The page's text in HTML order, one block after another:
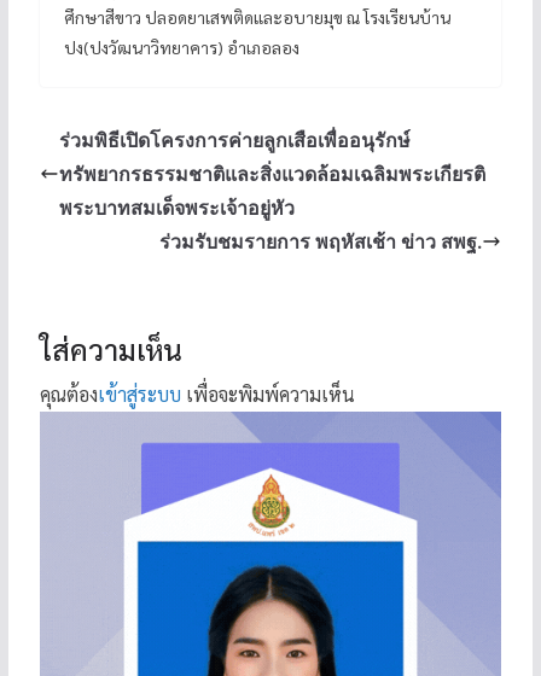
ศึกษาสีขาว ปลอดยาเสพติดและอบายมุข ณ โรงเรียนบ้าน
ปง(ปงวัฒนาวิทยาคาร) อำเภอลอง
ร่วมพิธีเปิดโครงการค่ายลูกเสือเพื่ออนุรักษ์
ทรัพยากรธรรมชาติและสิ่งแวดล้อมเฉลิมพระเกียรติ
พระบาทสมเด็จพระเจ้าอยู่หัว
ร่วมรับชมรายการ พฤหัสเช้า ข่าว สพฐ.
ใส่ความเห็น
คุณต้องเข้าสู่ระบบ เพื่อจะพิมพ์ความเห็น